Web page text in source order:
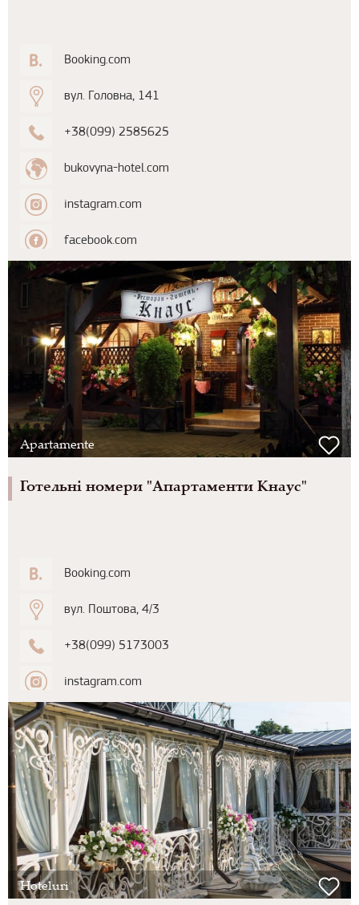
Booking.com
вул. Головна, 141
+38(099) 2585625
bukovyna-hotel.com
instagram.com
facebook.com
Apartamente
Готельні номери "Апартаменти Кнаус"
Booking.com
вул. Поштова, 4/3
+38(099) 5173003
instagram.com
Hoteluri